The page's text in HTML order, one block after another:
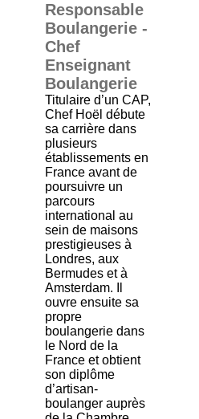
Responsable
Boulangerie -
Chef
Enseignant
Boulangerie
Titulaire d’un CAP,
Chef Hoël débute
sa carrière dans
plusieurs
établissements en
France avant de
poursuivre un
parcours
international au
sein de maisons
prestigieuses à
Londres, aux
Bermudes et à
Amsterdam. Il
ouvre ensuite sa
propre
boulangerie dans
le Nord de la
France et obtient
son diplôme
d’artisan-
boulanger auprès